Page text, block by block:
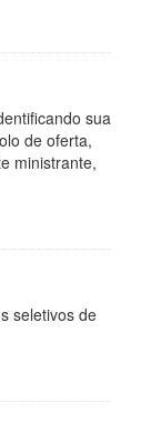
sua
de oferta,
ministrante,
seletivos de